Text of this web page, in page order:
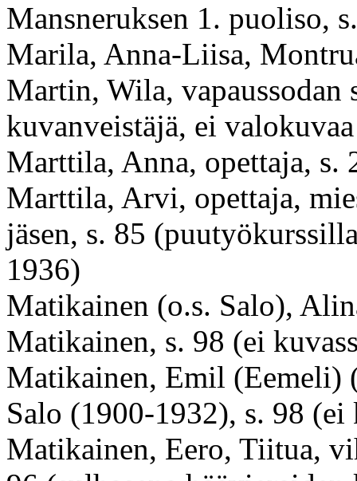
Mansneruksen 1. puoliso,
Marila, Anna-Liisa,
Martin, Wila, vapaussodan
kuvanveistäjä, ei
Marttila, Anna, opettaja, s.
Marttila, Arvi, opettaja,
jäsen, s. 85
1936)
Matikainen (o.s. Salo),
Matikainen, s. 98 (ei
Matikainen, Emil (Eemeli)
Salo (1900-1932), s. 98 (ei
Matikainen, Eero, Tiitua,